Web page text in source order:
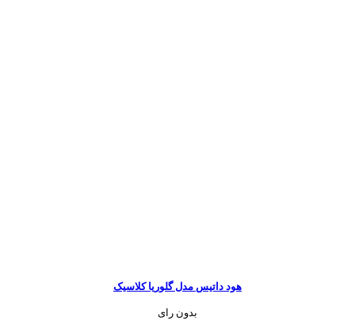
هود داتیس مدل گلوریا کلاسیک
بدون رای